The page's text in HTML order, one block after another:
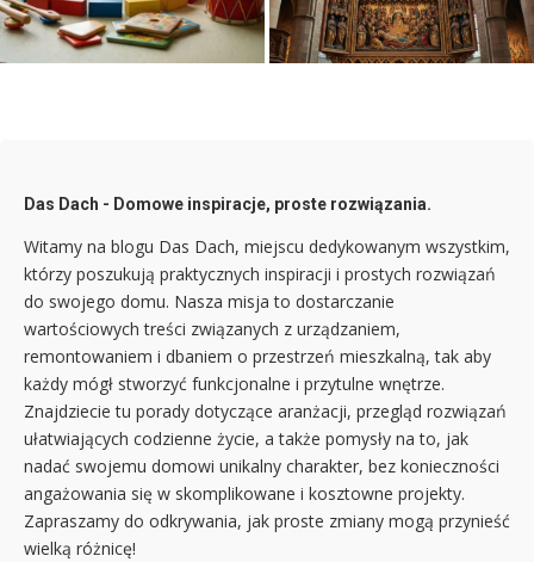
warto znać, aby ożywić wspólne
zabawy w domu
mariacki w Krakowie, czyli
dzieło mistrza.
Das Dach - Domowe inspiracje, proste rozwiązania.
Witamy na blogu Das Dach, miejscu dedykowanym wszystkim,
którzy poszukują praktycznych inspiracji i prostych rozwiązań
do swojego domu. Nasza misja to dostarczanie
wartościowych treści związanych z urządzaniem,
remontowaniem i dbaniem o przestrzeń mieszkalną, tak aby
każdy mógł stworzyć funkcjonalne i przytulne wnętrze.
Znajdziecie tu porady dotyczące aranżacji, przegląd rozwiązań
ułatwiających codzienne życie, a także pomysły na to, jak
nadać swojemu domowi unikalny charakter, bez konieczności
angażowania się w skomplikowane i kosztowne projekty.
Zapraszamy do odkrywania, jak proste zmiany mogą przynieść
wielką różnicę!